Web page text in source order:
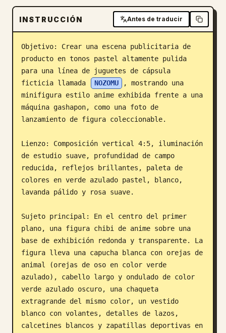
Blog
Actualizaciones
INSTRUCCIÓN Antes de traducir
Objetivo: Crear una escena publicitaria de
producto en tonos pastel altamente pulida
para una línea de juguetes de cápsula
ficticia llamada
NOZOMU
, mostrando una
minifigura estilo anime exhibida frente a una
máquina gashapon, como una foto de
lanzamiento de figura coleccionable.
Lienzo: Composición vertical 4:5, iluminación
de estudio suave, profundidad de campo
reducida, reflejos brillantes, paleta de
colores en verde azulado pastel, blanco,
lavanda pálido y rosa suave.
Sujeto principal: En el centro del primer
plano, una figura chibi de anime sobre una
base de exhibición redonda y transparente. La
figura lleva una capucha blanca con orejas de
animal (orejas de oso en color verde
azulado), cabello largo y ondulado de color
verde azulado oscuro, una chaqueta
extragrande del mismo color, un vestido
blanco con volantes, detalles de lazos,
calcetines blancos y zapatillas deportivas en